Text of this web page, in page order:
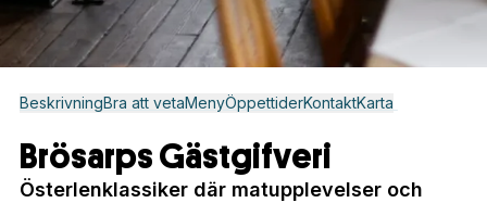
BeskrivningBra att vetaMenyÖppettiderKontaktKarta
Brösarps Gästgifveri
Österlenklassiker där matupplevelser och